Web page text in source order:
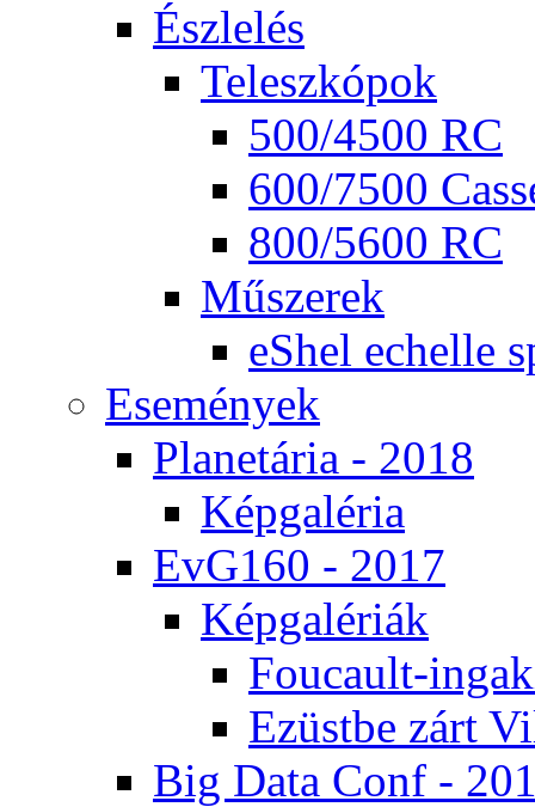
Ész­le­lés
Te­lesz­kó­pok
500/4500 RC
600/7500
800/5600 RC
Mű­sze­rek
eS­hel echel­le
Ese­mé­nyek
Pla­ne­tá­ria - 2018
Kép­ga­lé­ria
EvG160 - 2017
Kép­ga­lé­ri­ák
Fo­u­ca­ult-
Ezüst­be zárt
Big Da­ta Conf -